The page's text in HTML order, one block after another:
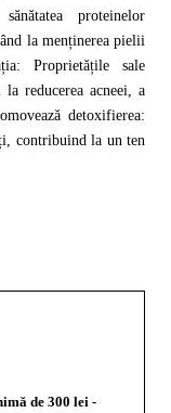
proteinelor
la menținerea pielii
Proprietățile sale
reducerea acneei, a
detoxifierea:
contribuind la un ten
de 300 lei -